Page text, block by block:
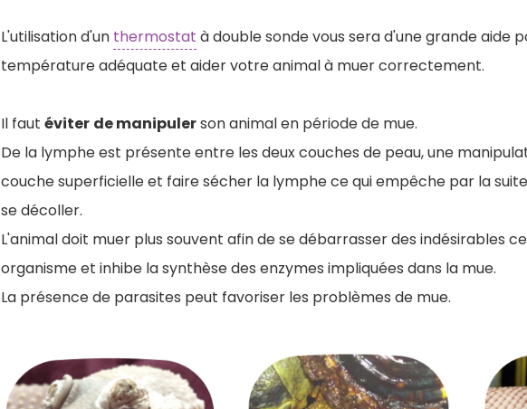
L'utilisation d'un thermostat à double sonde vous sera d'une grande aide
température adéquate et aider votre animal à muer correctement.
Il faut éviter de manipulerson animal en période de mue.
De la lymphe est présente entre les deux couches de peau, une
couche superficielle et faire sécher la lymphe ce qui empêche par la
se décoller.
L'animal doit muer plus souvent afin de se débarrasser des indésirables
organisme et inhibe la synthèse des enzymes impliquées dans la mue.
La présence de parasites peut favoriser les problèmes de mue.